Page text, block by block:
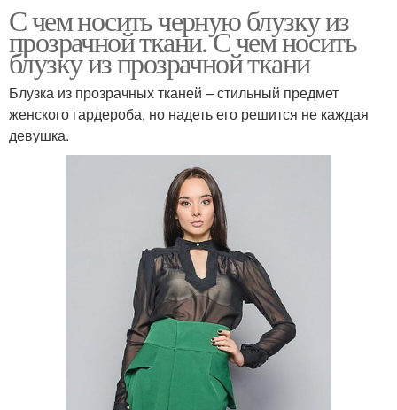
С чем носить черную блузку из
прозрачной ткани. С чем носить
блузку из прозрачной ткани
Блузка из прозрачных тканей – стильный предмет
женского гардероба, но надеть его решится не каждая
девушка.